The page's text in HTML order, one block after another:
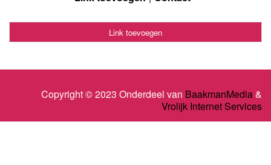
Link toevoegen
Copyright © 2023 Onderdeel van BaakmanMedia&
Vrolijk Internet Services